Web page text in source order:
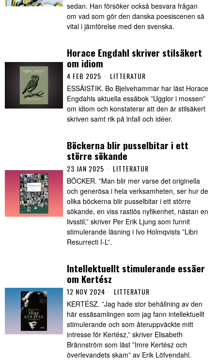
sedan. Han försöker också besvara frågan
om vad som gör den danska poesiscenen så
vital i jämförelse med den svenska.
Horace Engdahl skriver stilsäkert
om idiom
4 FEB 2025 LITTERATUR
ESSÄISTIK. Bo Bjelvehammar har läst Horace
Engdahls aktuella essäbok ”Ugglor i mossen”
om idiom och konstaterar att den är stilsäkert
skriven samt rik på infall och idéer.
Böckerna blir pusselbitar i ett
större sökande
23 JAN 2025 LITTERATUR
BÖCKER. ”Man blir mer varse det originella
och generösa i hela verksamheten, ser hur de
olika böckerna blir pusselbitar i ett större
sökande, en viss rastlös nyfikenhet, nästan en
livsstil,” skriver Per Erik Ljung som funnit
stimulerande läsning i Ivo Holmqvists ”Libri
Resurrecti I-L”.
Intellektuellt stimulerande essäer
om Kertész
12 NOV 2024 LITTERATUR
KERTÉSZ. ”Jag hade stor behållning av den
här essäsamlingen som jag fann intellektuellt
stimulerande och som återuppväckte mitt
intresse för Kertész,” skriver Elisabeth
Brännström som läst ”Imre Kertész och
överlevandets skam” av Erik Löfvendahl.